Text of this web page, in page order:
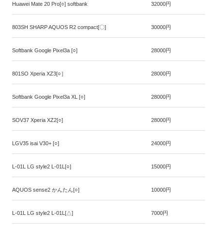
Huawei Mate 20 Pro[○] softbank 32000円
803SH SHARP AQUOS R2 compact[〇] 30000円
Softbank Google Pixel3a [○] 28000円
801SO Xperia XZ3[○］ 28000円
Softbank Google Pixel3a XL [○] 28000円
SOV37 Xperia XZ2[○] 28000円
LGV35 isai V30+ [○] 24000円
L-01L LG style2 L-01L[○] 15000円
AQUOS sense2 かんたん[○] 10000円
L-01L LG style2 L-01L[△] 7000円